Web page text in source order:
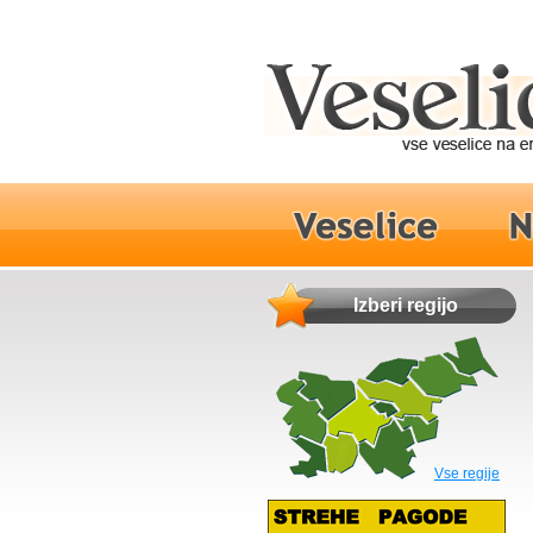
Izberi regijo
Vse regije